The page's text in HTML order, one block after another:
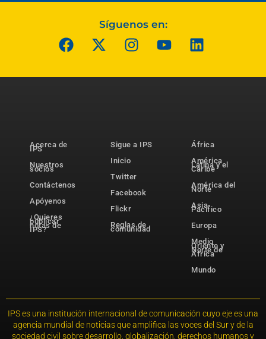
Síguenos en:
Acerca de
IPS
Nuestros
socios
Contáctenos
Apóyenos
¿Quieres
publicar
notas de
IPS?
Sigue a IPS
Inicio
Twitter
Facebook
Flickr
Reglas de
comunidad
África
América
Latina y el
Caribe
América del
Norte
Asia-
Pacífico
Europa
Medio
Oriente y
Norte de
África
Mundo
IPS es una institución internacional de comunicación cuyo eje es una
agencia mundial de noticias que amplifica las voces del Sur y de la
sociedad civil sobre desarrollo, globalización, derechos humanos y